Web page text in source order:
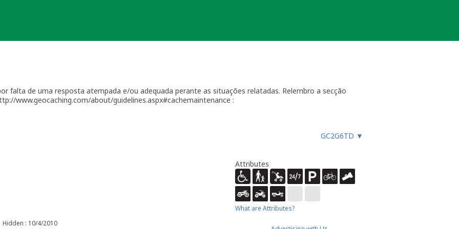
falta de uma resposta atempada e/ou adequada perante as situações relatadas. Relembro a secção
www.geocaching.com/about/guidelines.aspx#cachemaintenance :
a sua geocache para que os outros saibam que não devem procurar a geocache até que tenha
um período razoável de tempo - geralmente até 4 semanas - dentro do qual deverá verificar o estado da
a receber a manutenção necessária ou estiver temporariamente desactivada por um longo período
da geocache.
uma geocache, por favor coloque geocaches físicas no seu espaço habitual de geocaching e não
colocadas durante viagens não serão muito provavelmente publicadas a menos que possa
Este plano deve permitir uma resposta rápida a problemas reportados, e deverá incluir o Nome
irá tomar conta dos problemas de manutenção na sua ausência. [/quote]
a cache, por favor, contacte-me por [url=http://www.geocaching.com/email/?u=btreviewer]e-
GC2G6TD ▼
Hidden : 10/4/2010
Attributes
What are Attributes?